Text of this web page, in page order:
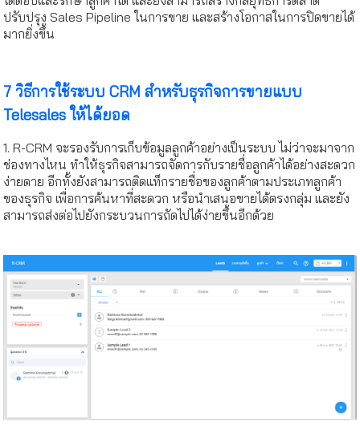
ปรับปรุง Sales Pipeline ในการขาย และสร้างโอกาสในการปิดขายได้
มากยิ่งขึ้น
7 วิธีการใช้ระบบ CRM สำหรับธุรกิจการขายแบบ
Telesales ให้ได้ยอด
1. R-CRM จะรองรับการเก็บข้อมูลลูกค้าอย่างเป็นระบบ ไม่ว่าจะมาจาก
ช่องทางไหน ทำให้ธุรกิจสามารถจัดการกับรายชื่อลูกค้าได้อย่างสะดวก
ง่ายดาย อีกทั้งยังสามารถติดแท็กรายชื่อของลูกค้าตามประเภทลูกค้า
ของธุรกิจ เพื่อการค้นหาที่สะดวก หรือนำเสนอขายได้ตรงกลุ่ม และยัง
สามารถส่งต่อไปยังกระบวนการถัดไปได้ง่ายขึ้นอีกด้วย